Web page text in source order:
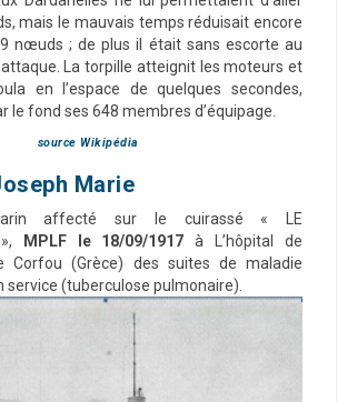
mais le mauvais temps réduisait encore
nœuds ; de plus il était sans escorte au
La torpille atteignit les moteurs et
en l’espace de quelques secondes,
le fond ses 648 membres d’équipage.
source Wikipédia
Marie
affecté sur le cuirassé « LE
MPLF le 18/09/1917 à L’hôpital de
Corfou (Grèce) des suites de maladie
service (tuberculose pulmonaire).